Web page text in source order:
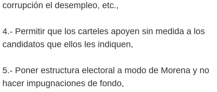
corrupción el desempleo, etc.,
4.- Permitir que los carteles apoyen sin medida a los
candidatos que ellos les indiquen,
5.- Poner estructura electoral a modo de Morena y no
hacer impugnaciones de fondo,